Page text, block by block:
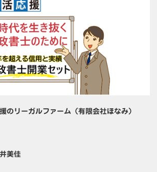
のリーガルファーム（有限会社ほなみ）
美佳